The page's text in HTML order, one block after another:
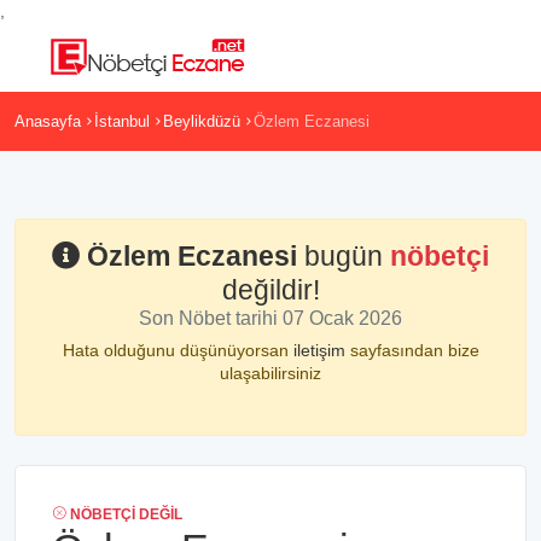
Anasayfa İstanbul Beylikdüzü Özlem Eczanesi
Özlem Eczanesi bugün nöbetçi
değildir!
Son Nöbet tarihi 07 Ocak 2026
Hata olduğunu düşünüyorsan iletişim sayfasından bize
ulaşabilirsiniz
NÖBETÇI DEĞIL